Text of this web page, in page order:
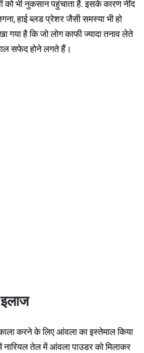
को भी नुकसान पहुंचाता है. इसके कारण नींद
हाई ब्लड प्रेशर जैसी समस्या भी हो
गया है कि जो लोग काफी ज्यादा तनाव लेते
सफेद होने लगते हैं।
करने के लिए आंवला का इस्तेमाल किया
तेल में आंवला पाउडर को मिलाकर